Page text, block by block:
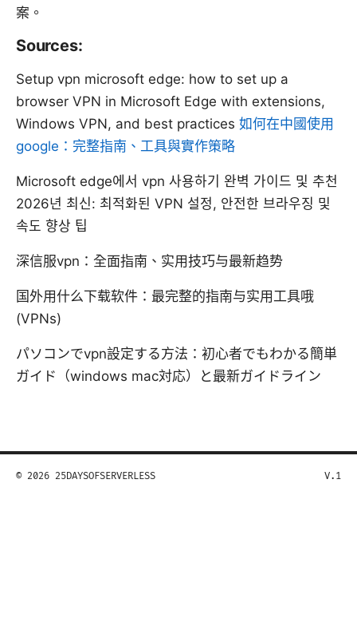
案。
Sources:
Setup vpn microsoft edge: how to set up a
browser VPN in Microsoft Edge with extensions,
Windows VPN, and best practices 如何在中國使用
google：完整指南、工具與實作策略
Microsoft edge에서 vpn 사용하기 완벽 가이드 및 추천
2026년 최신: 최적화된 VPN 설정, 안전한 브라우징 및
속도 향상 팁
深信服vpn：全面指南、实用技巧与最新趋势
国外用什么下载软件：最完整的指南与实用工具哦
(VPNs)
パソコンでvpn設定する方法：初心者でもわかる簡単
ガイド（windows mac対応）と最新ガイドライン
© 2026 25DAYSOFSERVERLESS V.1